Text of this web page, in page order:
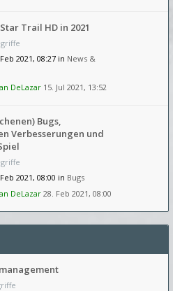
Trail HD in 2021
2021, 08:27 in News &
DeLazar 15. Jul 2021, 13:52
Bugs,
Verbesserungen und
2021, 08:00 in Bugs
DeLazar 28. Feb 2021, 08:00